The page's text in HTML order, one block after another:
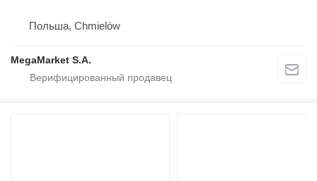
Польша, Chmielów
MegaMarket S.A.